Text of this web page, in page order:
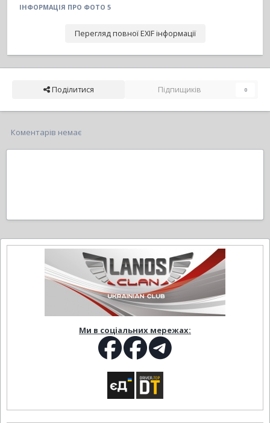
ІНФОРМАЦІЯ ПРО ФОТО 5
Перегляд повної EXIF інформації
Поділитися Підпищиків 0
Коментарів немає
Ми в соціальних мережах: